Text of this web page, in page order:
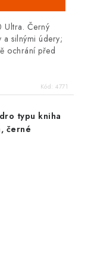
Ultra. Černý
a silnými údery;
ochrání před
Kód: 4771
typu kniha
černé